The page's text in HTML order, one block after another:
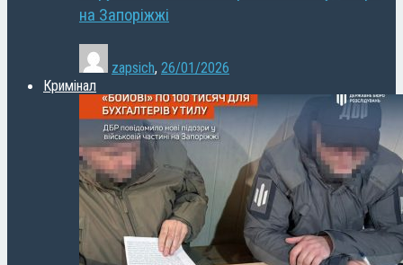
на Запоріжжі
zapsich, 26/01/2026
Кримінал